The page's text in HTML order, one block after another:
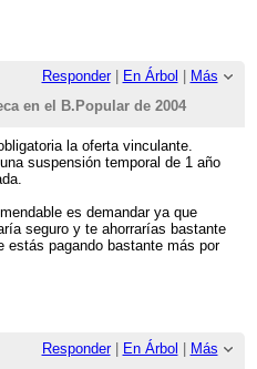
Responder| En Árbol
Más
en el B.Popular de 2004
la oferta vinculante.
suspensión temporal de 1 año
es demandar ya que
seguro y te ahorrarías bastante
estás pagando bastante más por
Responder| En Árbol Más